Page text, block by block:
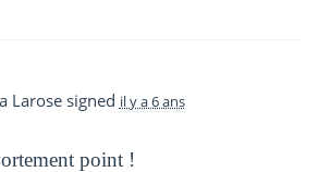
Larosesigned il y a 6 ans
point !